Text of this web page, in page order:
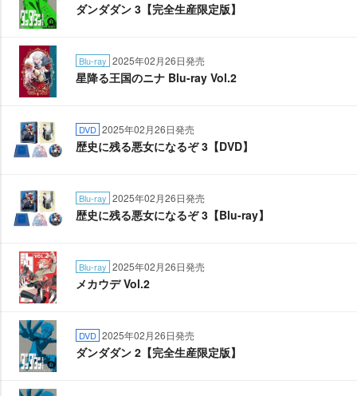
ダンダダン 3【完全生産限定版】
Blu-ray 2025年02月26日発売
星降る王国のニナ Blu-ray Vol.2
DVD 2025年02月26日発売
歴史に残る悪女になるぞ 3【DVD】
Blu-ray 2025年02月26日発売
歴史に残る悪女になるぞ 3【Blu-ray】
Blu-ray 2025年02月26日発売
メカウデ Vol.2
DVD 2025年02月26日発売
ダンダダン 2【完全生産限定版】